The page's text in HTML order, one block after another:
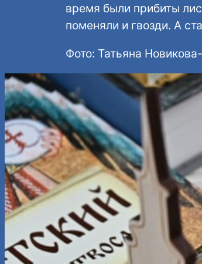
время были прибиты
поменяли и гвозди. А
Фото: Татьяна